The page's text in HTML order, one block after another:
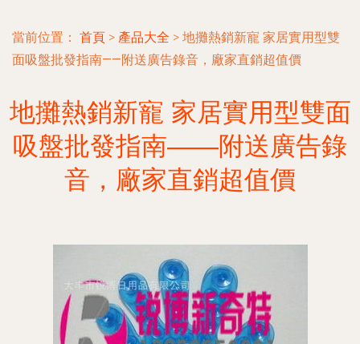
當前位置： 首頁 > 產品大全 > 地攤熱銷新寵 家居實用型雙
面吸盤批發指南——附送廣告錄音，廠家直銷超值價
地攤熱銷新寵 家居實用型雙面
吸盤批發指南——附送廣告錄
音，廠家直銷超值價